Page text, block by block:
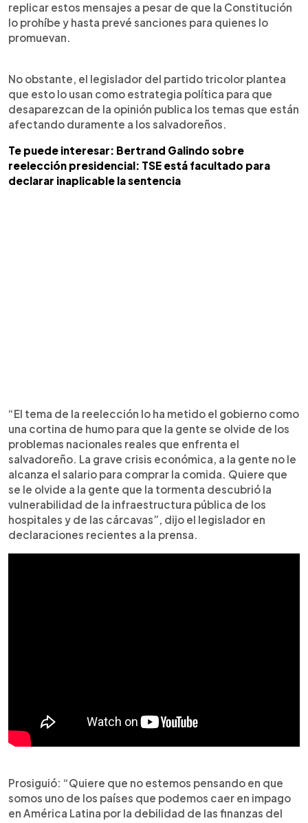
replicar estos mensajes a pesar de que la Constitución
lo prohíbe y hasta prevé sanciones para quienes lo
promuevan.
No obstante, el legislador del partido tricolor plantea
que esto lo usan como estrategia política para que
desaparezcan de la opinión publica los temas que están
afectando duramente a los salvadoreños.
Te puede interesar: Bertrand Galindo sobre
reelección presidencial: TSE está facultado para
declarar inaplicable la sentencia
“El tema de la reelección lo ha metido el gobierno como
una cortina de humo para que la gente se olvide de los
problemas nacionales reales que enfrenta el
salvadoreño. La grave crisis económica, a la gente no le
alcanza el salario para comprar la comida. Quiere que
se le olvide a la gente que la tormenta descubrió la
vulnerabilidad de la infraestructura pública de los
hospitales y de las cárcavas”, dijo el legislador en
declaraciones recientes a la prensa.
Prosiguió: “Quiere que no estemos pensando en que
somos uno de los países que podemos caer en impago
en América Latina por la debilidad de las finanzas del